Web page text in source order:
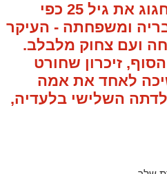
היום עמית מן ז"ל צריכה לחגוג את גיל 25 כפי
ומשפחתה - העיקר
ועם צחוק מלבלב.
זיכרון שחורט
לאחד את אמה
השלישי בלעדיה,